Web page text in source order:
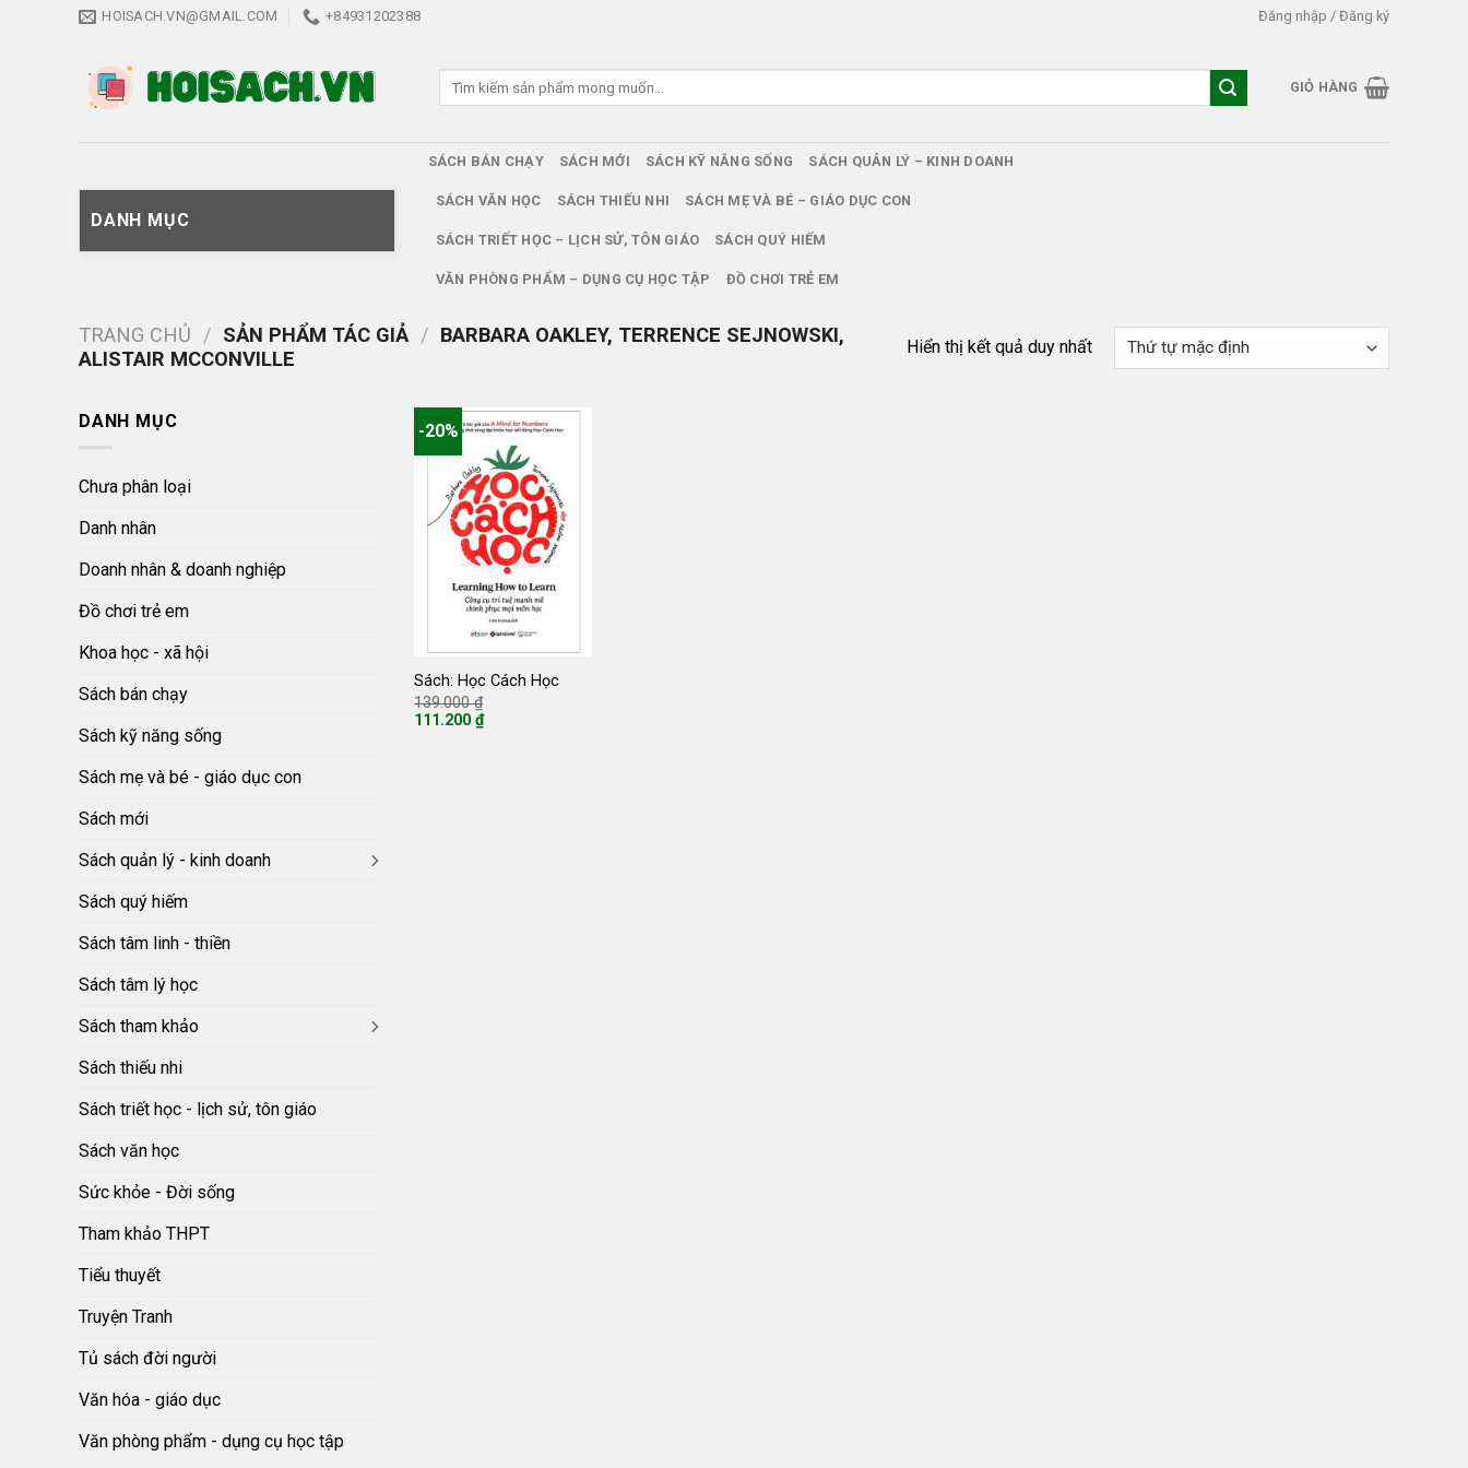
HOISACH.VN@GMAIL.COM +84931202388 Đăng nhập / Đăng ký
GIỎ HÀNG
DANH MỤC
SÁCH BÁN CHẠY SÁCH MỚI SÁCH KỸ NĂNG SỐNG SÁCH QUẢN LÝ – KINH DOANH
SÁCH VĂN HỌC SÁCH THIẾU NHI SÁCH MẸ VÀ BÉ – GIÁO DỤC CON
SÁCH TRIẾT HỌC – LỊCH SỬ, TÔN GIÁO SÁCH QUÝ HIẾM
VĂN PHÒNG PHẨM – DỤNG CỤ HỌC TẬP ĐỒ CHƠI TRẺ EM
TRANG CHỦ / SẢN PHẨM TÁC GIẢ / BARBARA OAKLEY, TERRENCE SEJNOWSKI,
ALISTAIR MCCONVILLE
Hiển thị kết quả duy nhất
DANH MỤC
Chưa phân loại
Danh nhân
Doanh nhân & doanh nghiệp
Đồ chơi trẻ em
Khoa học - xã hội
Sách bán chạy
Sách kỹ năng sống
Sách mẹ và bé - giáo dục con
Sách mới
Sách quản lý - kinh doanh
Sách quý hiếm
Sách tâm linh - thiền
Sách tâm lý học
Sách tham khảo
Sách thiếu nhi
Sách triết học - lịch sử, tôn giáo
Sách văn học
Sức khỏe - Đời sống
Tham khảo THPT
Tiểu thuyết
Truyện Tranh
Tủ sách đời người
Văn hóa - giáo dục
Văn phòng phẩm - dụng cụ học tập
-20%
Sách: Học Cách Học
139.000₫
111.200₫